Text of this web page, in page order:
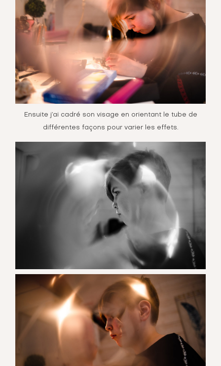
Ensuite j’ai cadré son visage en orientant le tube de
différentes façons pour varier les effets.